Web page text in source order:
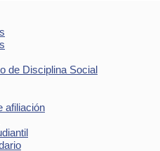
de Disciplina Social
afiliación